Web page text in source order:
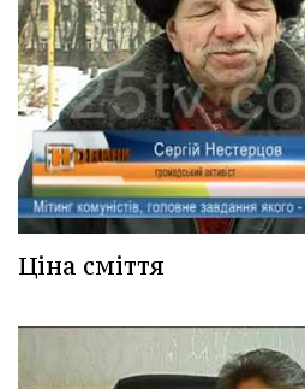
Ціна сміття